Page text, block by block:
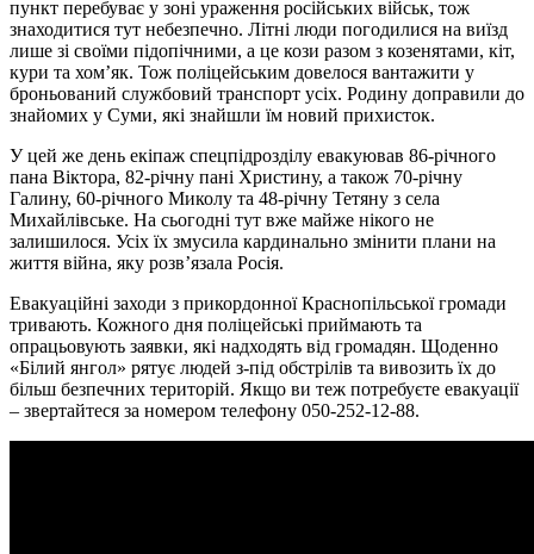
пункт перебуває у зоні ураження російських військ, тож
знаходитися тут небезпечно. Літні люди погодилися на виїзд
лише зі своїми підопічними, а це кози разом з козенятами, кіт,
кури та хом’як. Тож поліцейським довелося вантажити у
броньований службовий транспорт усіх. Родину доправили до
знайомих у Суми, які знайшли їм новий прихисток.
У цей же день екіпаж спецпідрозділу евакуював 86-річного
пана Віктора, 82-річну пані Христину, а також 70-річну
Галину, 60-річного Миколу та 48-річну Тетяну з села
Михайлівське. На сьогодні тут вже майже нікого не
залишилося. Усіх їх змусила кардинально змінити плани на
життя війна, яку розв’язала Росія.
Евакуаційні заходи з прикордонної Краснопільської громади
тривають. Кожного дня поліцейські приймають та
опрацьовують заявки, які надходять від громадян. Щоденно
«Білий янгол» рятує людей з-під обстрілів та вивозить їх до
більш безпечних територій. Якщо ви теж потребуєте евакуації
– звертайтеся за номером телефону 050-252-12-88.